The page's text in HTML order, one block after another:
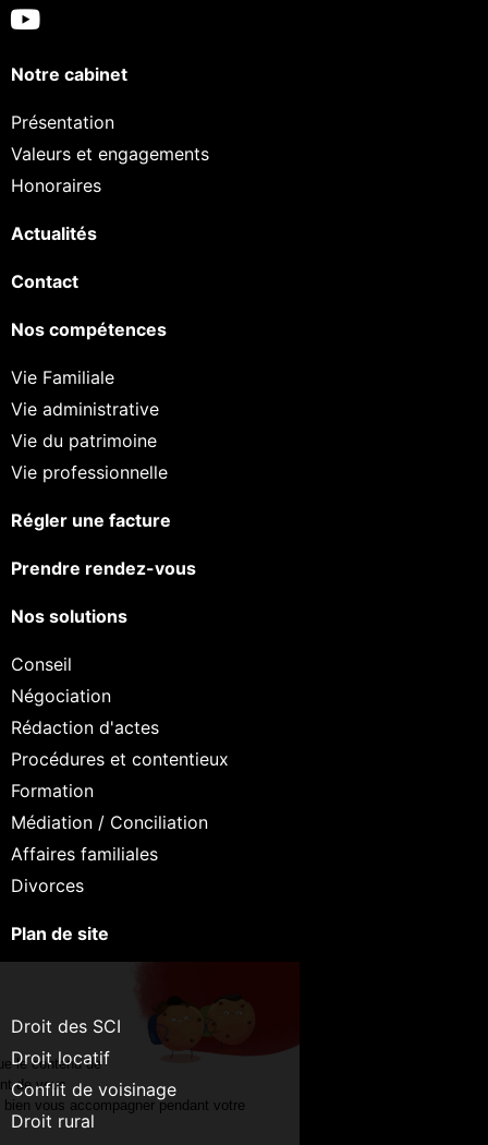
Notre cabinet
Présentation
Valeurs et engagements
Honoraires
Actualités
Contact
Nos compétences
Vie Familiale
Vie administrative
Vie du patrimoine
Vie professionnelle
Régler une facture
Prendre rendez-vous
Nos solutions
Conseil
Négociation
Rédaction d'actes
Procédures et contentieux
Formation
Médiation / Conciliation
Affaires familiales
Divorces
Plan de site
Droit des SCI
Droit locatif
Conflit de voisinage
Droit rural
les Cookies !
On a attendu d'être sûrs que le contenu de
ce site vous intéresse avant de vous
déranger, mais on aimerait bien vous accompagner pendant votre
visite...